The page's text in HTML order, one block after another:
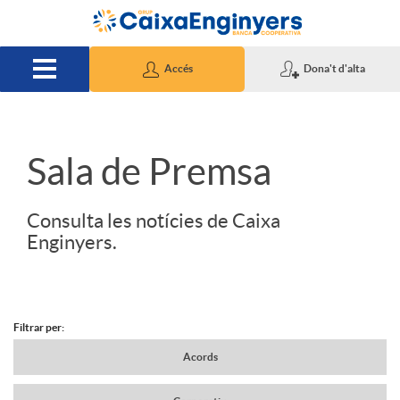
Salta al contingut principal
Accés Dona't d'alta
S
d
Sala de Premsa
Consulta les notícies de Caixa
Enginyers.
N
Filtrar per:
Acords